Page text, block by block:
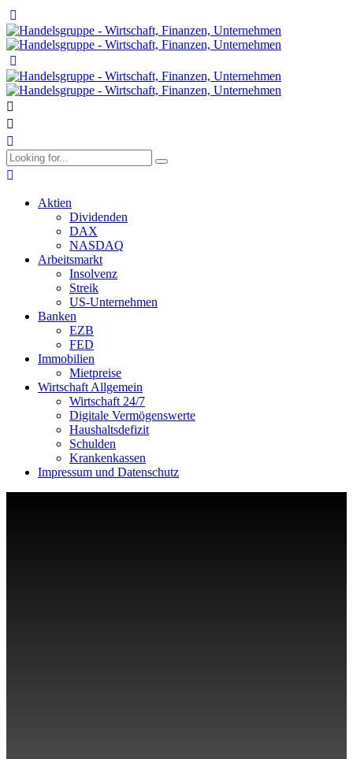
Aktien
Dividenden
DAX
NASDAQ
Arbeitsmarkt
Insolvenz
Streik
US-Unternehmen
Banken
EZB
FED
Immobilien
Mietpreise
Wirtschaft Allgemein
Wirtschaft 24/7
Digitale Vermögenswerte
Haushaltsdefizit
Schulden
Krankenkassen
Impressum und Datenschutz